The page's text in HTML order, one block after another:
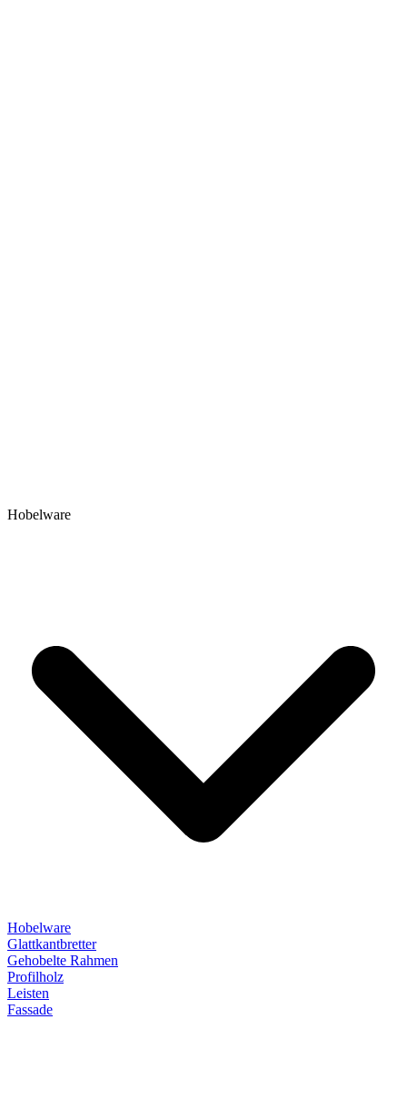
Hobelware
Hobelware
Glattkantbretter
Gehobelte Rahmen
Profilholz
Leisten
Fassade